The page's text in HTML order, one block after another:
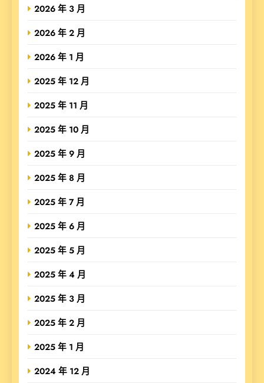
2026 年 3 月
2026 年 2 月
2026 年 1 月
2025 年 12 月
2025 年 11 月
2025 年 10 月
2025 年 9 月
2025 年 8 月
2025 年 7 月
2025 年 6 月
2025 年 5 月
2025 年 4 月
2025 年 3 月
2025 年 2 月
2025 年 1 月
2024 年 12 月